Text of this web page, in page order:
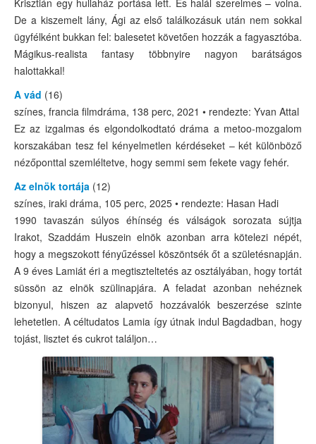
De a kiszemelt lány, Ági az első találkozásuk után nem sokkal
ügyfélként bukkan fel: balesetet követően hozzák a fagyasztóba.
Mágikus-realista fantasy többnyire nagyon barátságos
halottakkal!
A vád (16)
színes, francia filmdráma, 138 perc, 2021 • rendezte: Yvan Attal
Ez az izgalmas és elgondolkodtató dráma a metoo-mozgalom
korszakában tesz fel kényelmetlen kérdéseket – két különböző
nézőponttal szemléltetve, hogy semmi sem fekete vagy fehér.
Az elnök tortája (12)
színes, iraki dráma, 105 perc, 2025 • rendezte: Hasan Hadi
1990 tavaszán súlyos éhínség és válságok sorozata sújtja
Irakot, Szaddám Huszein elnök azonban arra kötelezi népét,
hogy a megszokott fényűzéssel köszöntsék őt a születésnapján.
A 9 éves Lamiát éri a megtiszteltetés az osztályában, hogy tortát
süssön az elnök szülinapjára. A feladat azonban nehéznek
bizonyul, hiszen az alapvető hozzávalók beszerzése szinte
lehetetlen. A céltudatos Lamia így útnak indul Bagdadban, hogy
tojást, lisztet és cukrot találjon…